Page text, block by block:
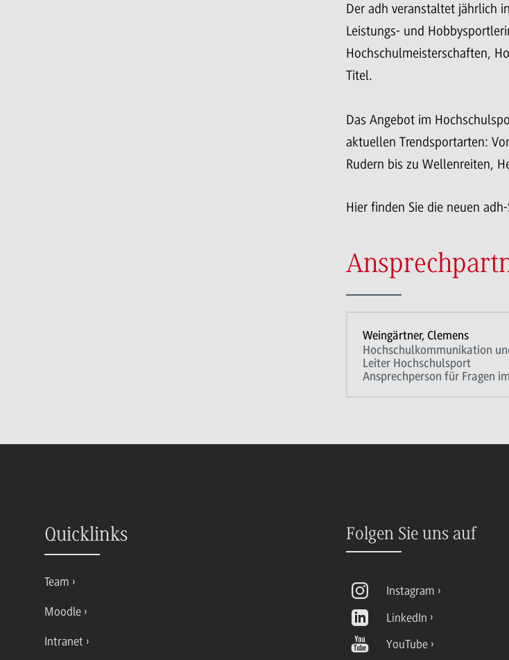
Der adh veranstaltet jährlich
Leistungs- und
Hochschulmeisterschaften,
Titel.
Das Angebot im
aktuellen Trendsportarten:
Rudern bis zu Wellenreiten,
Hier finden Sie die neuen
Weingärtner, Clemens
Hochschulkommunikation
Leiter Hochschulsport
Ansprechperson für Fragen
Quicklinks
Team
Moodle
Intranet
Folgen Sie uns auf
Instagram
LinkedIn
YouTube